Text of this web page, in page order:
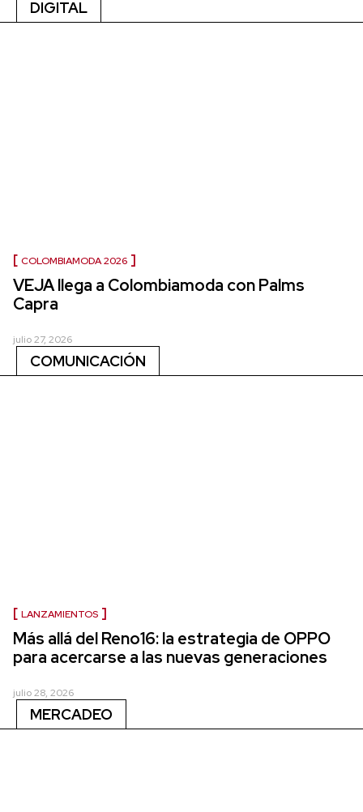
DIGITAL
COLOMBIAMODA 2026
VEJA llega a Colombiamoda con Palms
Capra
julio 27, 2026
COMUNICACIÓN
LANZAMIENTOS
Más allá del Reno16: la estrategia de OPPO
para acercarse a las nuevas generaciones
julio 28, 2026
MERCADEO